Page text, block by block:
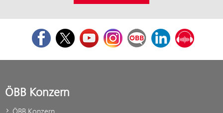
FacebookTwitterYoutubeInstagramÖBB Corporate Blog
LinkedInPodcast
ÖBB Konzern